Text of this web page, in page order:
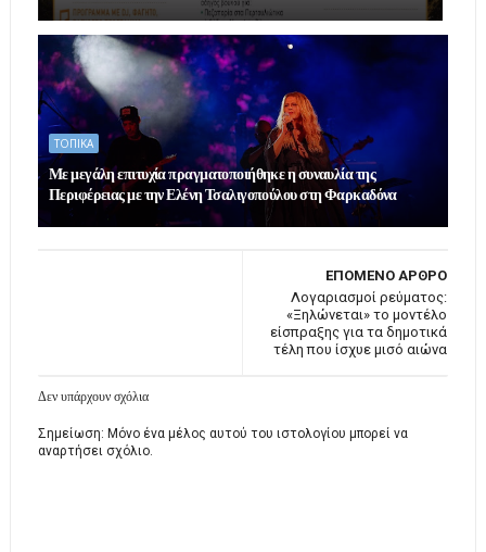
ΤΟΠΙΚΑ
Με μεγάλη επιτυχία πραγματοποιήθηκε η συναυλία της
Περιφέρειας με την Ελένη Τσαλιγοπούλου στη Φαρκαδόνα
ΕΠΟΜΕΝΟ ΑΡΘΡΟ
Λογαριασμοί ρεύματος:
«Ξηλώνεται» το μοντέλο
είσπραξης για τα δημοτικά
τέλη που ίσχυε μισό αιώνα
Δεν υπάρχουν σχόλια
Σημείωση: Μόνο ένα μέλος αυτού του ιστολογίου μπορεί να
αναρτήσει σχόλιο.